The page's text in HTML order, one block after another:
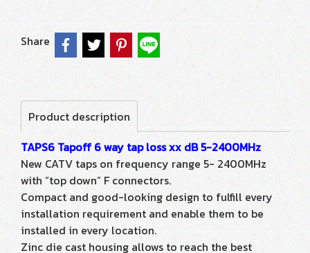
Share
Product description
TAPS6 Tapoff 6 way tap loss xx dB 5-2400MHz
New CATV taps on frequency range 5- 2400MHz
with “top down” F connectors.
Compact and good-looking design to fulfill every
installation requirement and enable them to be
installed in every location.
Zinc die cast housing allows to reach the best